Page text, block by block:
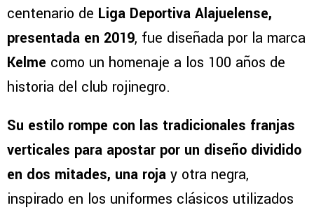
centenario de Liga Deportiva Alajuelense,
presentada en 2019, fue diseñada por la marca
Kelme como un homenaje a los 100 años de
historia del club rojinegro.
Su estilo rompe con las tradicionales franjas
verticales para apostar por un diseño dividido
en dos mitades, una roja y otra negra,
inspirado en los uniformes clásicos utilizados